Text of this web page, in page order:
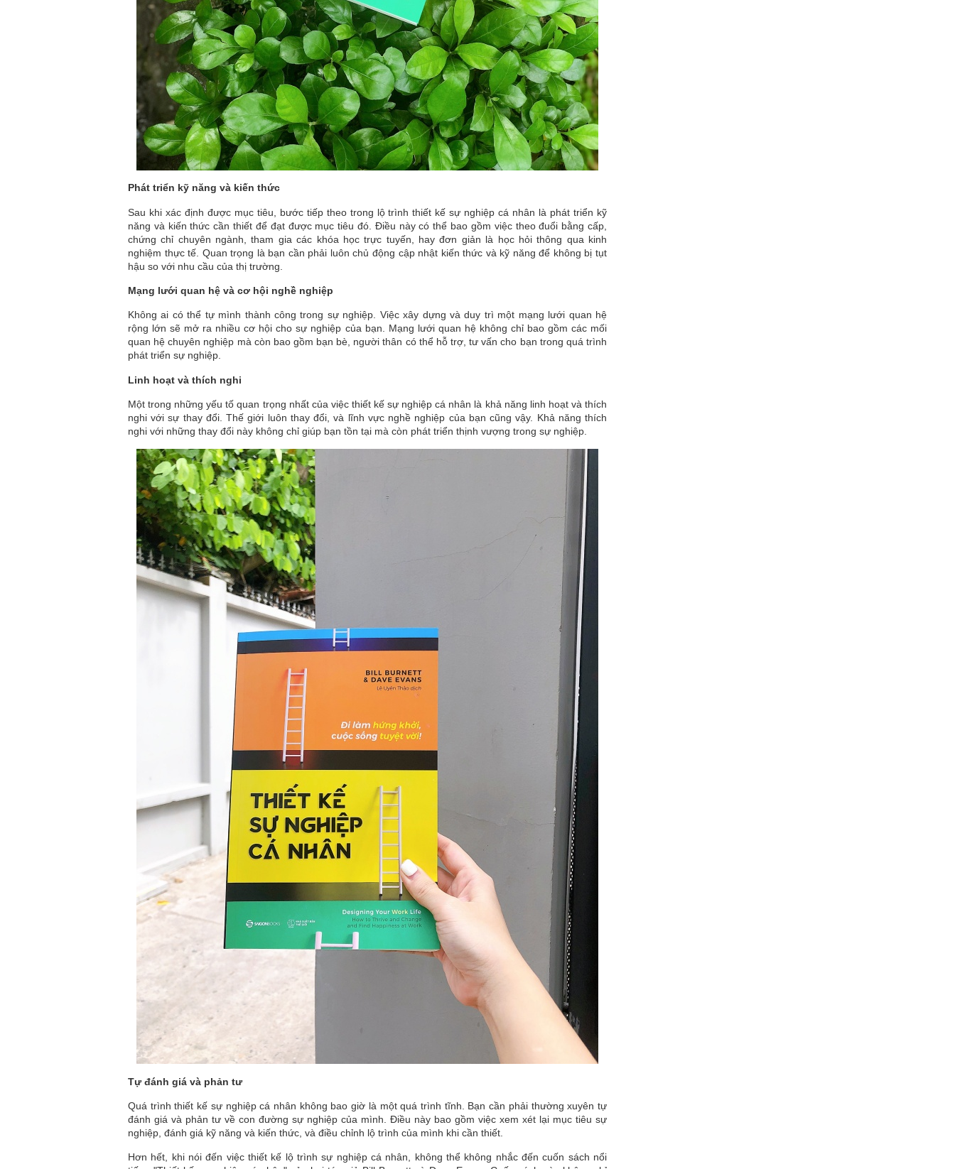
Phát triển kỹ năng và kiến thức
Sau khi xác định được mục tiêu, bước tiếp theo trong lộ trình thiết kế sự nghiệp cá nhân là phát triển kỹ
năng và kiến thức cần thiết để đạt được mục tiêu đó. Điều này có thể bao gồm việc theo đuổi bằng cấp,
chứng chỉ chuyên ngành, tham gia các khóa học trực tuyến, hay đơn giản là học hỏi thông qua kinh
nghiệm thực tế. Quan trọng là bạn cần phải luôn chủ động cập nhật kiến thức và kỹ năng để không bị tụt
hậu so với nhu cầu của thị trường.
Mạng lưới quan hệ và cơ hội nghề nghiệp
Không ai có thể tự mình thành công trong sự nghiệp. Việc xây dựng và duy trì một mạng lưới quan hệ
rộng lớn sẽ mở ra nhiều cơ hội cho sự nghiệp của bạn. Mạng lưới quan hệ không chỉ bao gồm các mối
quan hệ chuyên nghiệp mà còn bao gồm bạn bè, người thân có thể hỗ trợ, tư vấn cho bạn trong quá trình
phát triển sự nghiệp.
Linh hoạt và thích nghi
Một trong những yếu tố quan trọng nhất của việc thiết kế sự nghiệp cá nhân là khả năng linh hoạt và thích
nghi với sự thay đổi. Thế giới luôn thay đổi, và lĩnh vực nghề nghiệp của bạn cũng vậy. Khả năng thích
nghi với những thay đổi này không chỉ giúp bạn tồn tại mà còn phát triển thịnh vượng trong sự nghiệp.
Tự đánh giá và phản tư
Quá trình thiết kế sự nghiệp cá nhân không bao giờ là một quá trình tĩnh. Bạn cần phải thường xuyên tự
đánh giá và phản tư về con đường sự nghiệp của mình. Điều này bao gồm việc xem xét lại mục tiêu sự
nghiệp, đánh giá kỹ năng và kiến thức, và điều chỉnh lộ trình của mình khi cần thiết.
Hơn hết, khi nói đến việc thiết kế lộ trình sự nghiệp cá nhân, không thể không nhắc đến cuốn sách nổi